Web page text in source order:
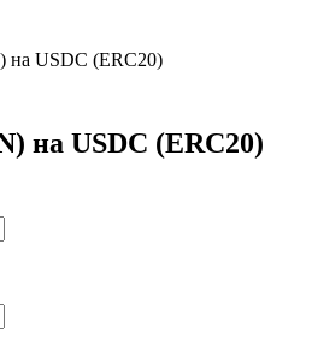
на USDC (ERC20)
на USDC (ERC20)